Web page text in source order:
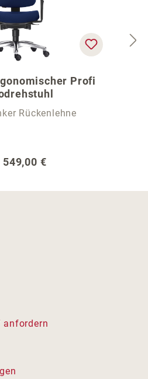
Profi
Rückenlehne
Preis:
549,00 €
anfordern